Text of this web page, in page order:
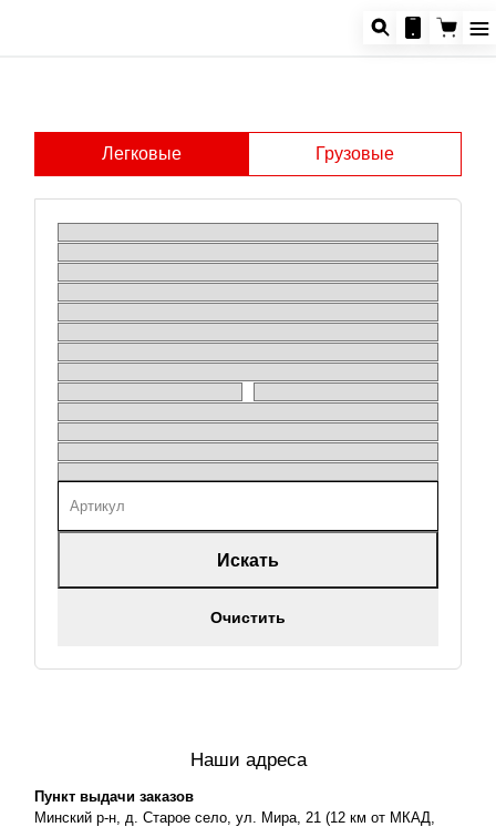
Легковые Грузовые
Искать
Очистить
Наши адреса
Пункт выдачи заказов
Минский р-н, д. Старое село, ул. Мира, 21 (12 км от МКАД,